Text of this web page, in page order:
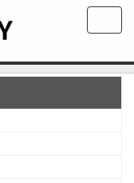
g
e